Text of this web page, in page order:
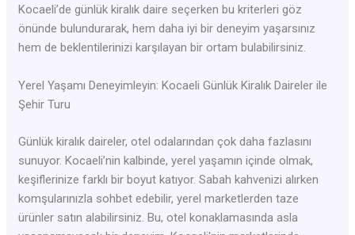
Kocaeli’de günlük kiralık daire seçerken bu kriterleri göz
önünde bulundurarak, hem daha iyi bir deneyim yaşarsınız
hem de beklentilerinizi karşılayan bir ortam bulabilirsiniz.
Yerel Yaşamı Deneyimleyin: Kocaeli Günlük Kiralık Daireler ile
Şehir Turu
Günlük kiralık daireler, otel odalarından çok daha fazlasını
sunuyor. Kocaeli’nin kalbinde, yerel yaşamın içinde olmak,
keşiflerinize farklı bir boyut katıyor. Sabah kahvenizi alırken
komşularınızla sohbet edebilir, yerel marketlerden taze
ürünler satın alabilirsiniz. Bu, otel konaklamasında asla